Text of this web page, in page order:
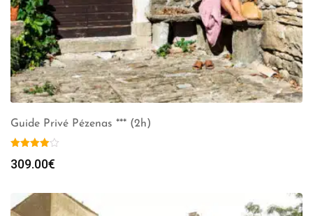
Guide Privé Pézenas *** (2h)
309.00€